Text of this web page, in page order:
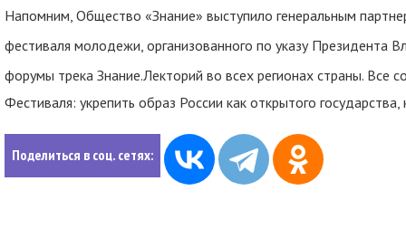
Напомним, Общество «Знание» выступило генеральным
фестиваля молодежи, организованного по указу Президента
форумы трека Знание.Лекторий во всех регионах страны. Все
Фестиваля: укрепить образ России как открытого
Поделиться в соц. сетях: